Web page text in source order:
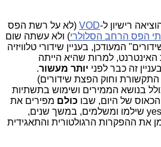
VOD (לא על רשת הפס
הפס הרחב הסלולרי) ולא עשתה שום
המעודכן, בעניין שידורי טלוויזיה
למרות שהיא הייתה
זה כבר לפני יותר מעשור.
וחוק הפצת שידורים)
בנושא הממירים ושימוש בתשתיות
של היום, שבו כולם מפירים את
). לקוחות yes שילמו ומשלמים, במשך שנים,
את ההפקרות הרגולטורית והתאגידית